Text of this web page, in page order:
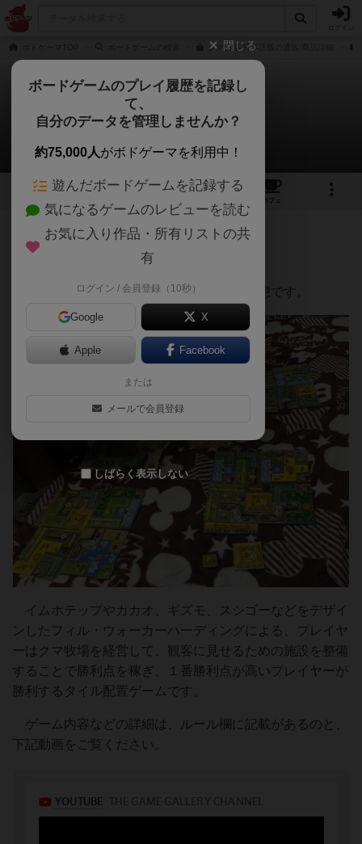
クマ牧場 日本語版の通販/商品詳細
クマ牧場 / ベアパーク
Nobuaki Katouさんのレビュー
14 30
カフェ
368名 4名 4年以上前
自宅で、息子２人と３人でプレイした感想です。
イムホテップやカカオ、ギズモ、スシゴーなどをデザイ
ンしたフィル・ウォーカーハーディングによる、プレイヤ
ーはクマ牧場を経営して、観客に見せるための施設を整備
することで勝利点を稼ぎ、１番勝利点が高いプレイヤーが
勝利するタイル配置ゲームです。
ゲーム内容などの詳細は、ルール欄に記載があるのと、
下記動画をご覧ください。
閉じる
ボードゲームのプレイ履歴を記録し
て、
自分のデータを管理しませんか？
約75,000人がボドゲーマを利用中！
遊んだボードゲームを記録する
気になるゲームのレビューを読む
お気に入り作品・所有リストの共
有
ログイン / 会員登録（10秒）
Google X
Apple Facebook
または
メールで会員登録
しばらく表示しない